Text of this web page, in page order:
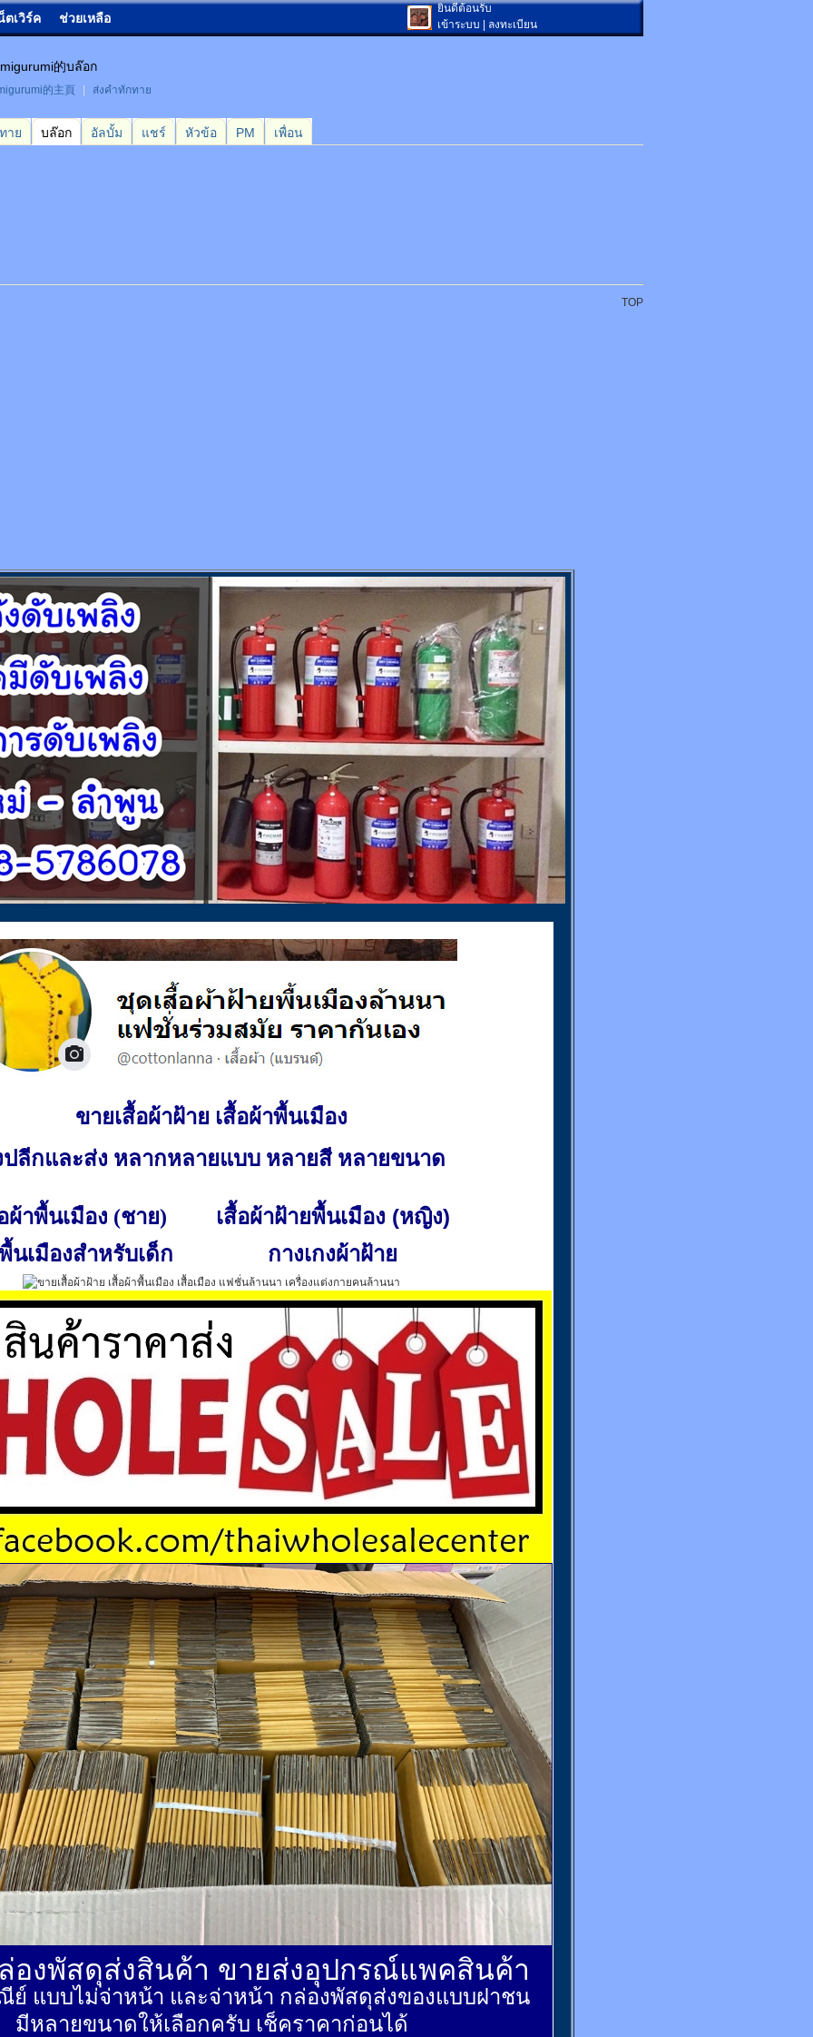
ตเวิร์ค ช่วยเหลือ
ยินดีต้อนรับ
เข้าระบบ
ลงทะเบียน
的บล๊อก
的主頁 ส่งคำทักทาย
าย บล๊อก อัลบั้ม แชร์ หัวข้อ PM เพื่อน
TOP
ขายเสื้อผ้าฝ้าย เสื้อผ้าพื้นเมือง
ลีกและส่ง หลากหลายแบบ หลายสี หลายขนาด
ผ้าพื้นเมือง (ชาย)
เสื้อผ้าฝ้ายพื้นเมือง (หญิง)
นเมืองสำหรับเด็ก
กางเกงผ้าฝ้าย
องพัสดุส่งสินค้า ขายส่งอุปกรณ์แพคสินค้า
ย์ แบบไม่จ่าหน้า และจ่าหน้า กล่องพัสดุส่งของแบบฝาชน
มีหลายขนาดให้เลือกครับ เช็คราคาก่อนได้